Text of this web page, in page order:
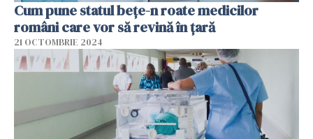
Cum pune statul bețe-n roate medicilor
români care vor să revină în țară
21 OCTOMBRIE 2024